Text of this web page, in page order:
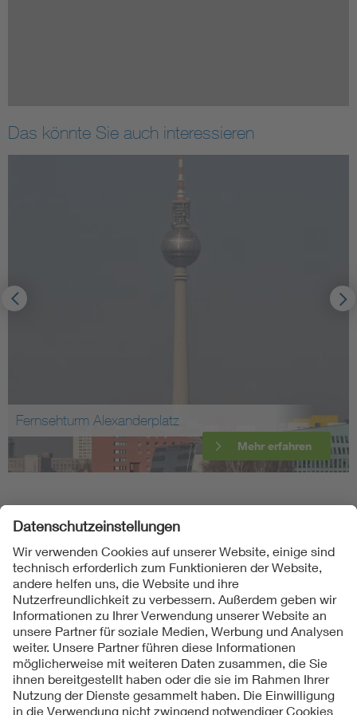
Das könnte Sie auch interessieren
Fernsehturm Alexanderplatz
Mehr erfahren
Folgen Sie uns
Kontakte